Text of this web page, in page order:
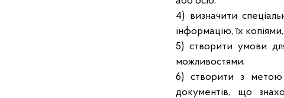
4) визначити
інформацію, їх
5) створити умови
можливостями;
6) створити з метою
документів, що